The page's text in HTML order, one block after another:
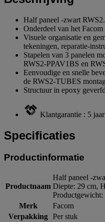
Half paneel -zwart RWS2.
Onderdeel van het
Visuele organisatie en
tekeningen, reparatie-
Stapelen van 3 panelen
RWS2-PPAV1BS en
Eenvoudige en snelle
de RWS2-TUBES
Structuur in epoxy
Klantgarantie : 5 jaar
Specificaties
Productinformatie
Productnaam
Half paneel -
Diepte: 29 cm,
Productgewicht:
Merk
Facom
Verpakking Per stuk